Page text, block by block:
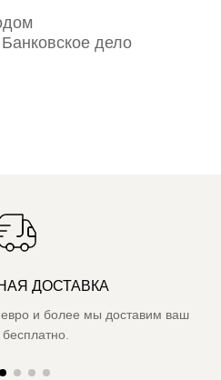
дело
ДОСТАВКА
и более мы доставим ваш